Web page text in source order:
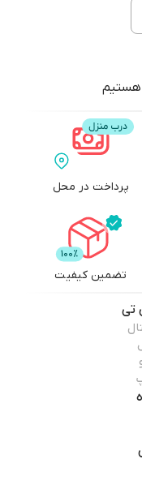
پرداخت در محل
تضمین کیفیت
تی